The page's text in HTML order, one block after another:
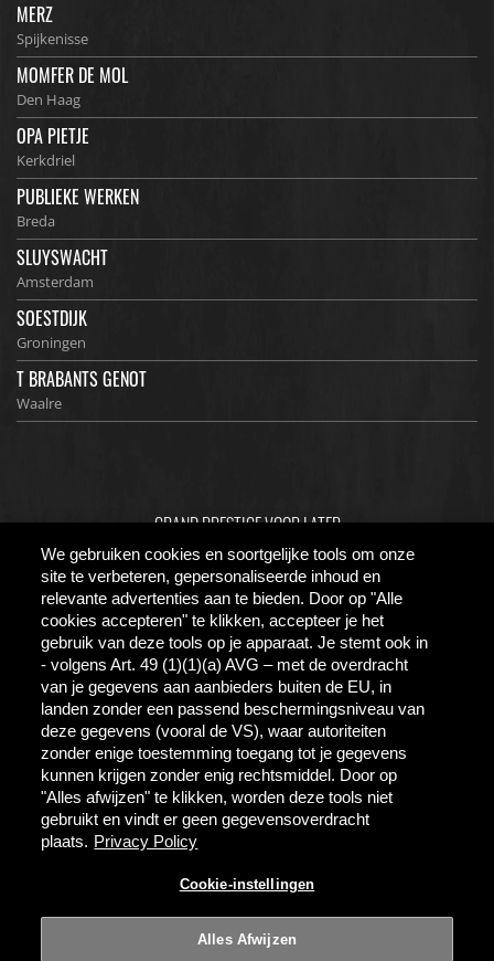
MERZ
Spijkenisse
MOMFER DE MOL
Den Haag
OPA PIETJE
Kerkdriel
PUBLIEKE WERKEN
Breda
SLUYSWACHT
Amsterdam
SOESTDIJK
Groningen
T BRABANTS GENOT
Waalre
GRAND PRESTIGE VOOR LATER
UIT LIEFDE VOOR BIER
HORECA INFORMATIE
FAQ
ZOEKEN
CONTACT
NIEUWS
GEBRUIKSVOORWAARDEN PRIVACY COOKIE-INSTELLINGEN
We gebruiken cookies en soortgelijke tools om onze
site te verbeteren, gepersonaliseerde inhoud en
relevante advertenties aan te bieden. Door op "Alle
cookies accepteren" te klikken, accepteer je het
gebruik van deze tools op je apparaat. Je stemt ook in
- volgens Art. 49 (1)(1)(a) AVG – met de overdracht
van je gegevens aan aanbieders buiten de EU, in
landen zonder een passend beschermingsniveau van
deze gegevens (vooral de VS), waar autoriteiten
zonder enige toestemming toegang tot je gegevens
kunnen krijgen zonder enig rechtsmiddel. Door op
"Alles afwijzen" te klikken, worden deze tools niet
gebruikt en vindt er geen gegevensoverdracht
plaats. Privacy Policy
Cookie-instellingen
Alles Afwijzen